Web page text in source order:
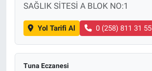
SAĞLIK SİTESİ A BLOK NO:1
Yol Tarifi Al 0 (258) 811 31 55
Tuna Eczanesi